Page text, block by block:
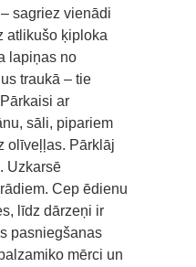
sagriez vienādi
atlikušo ķiploka
lapiņas no
traukā – tie
ar
sāli, pipariem
olīveļļas. Pārklāj
Uzkarsē
Cep ēdienu
līdz dārzeņi ir
pasniegšanas
mērci un